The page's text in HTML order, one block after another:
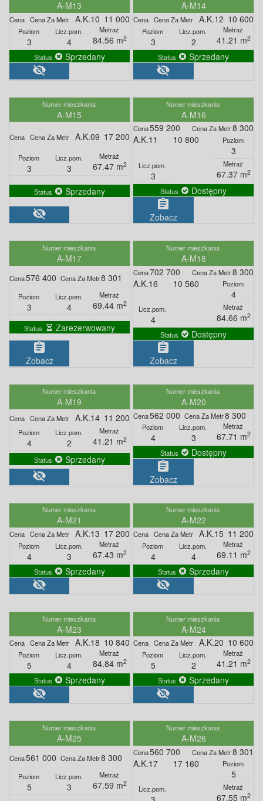
A-M13
84.56 m2
3 4
A.K.10 11 000
visibility_off
Sprzedany
A-M14
41.21 m2
3 2
A.K.12 10 600
visibility_off
Sprzedany
A-M15
67.47 m2
3 3
A.K.09 17 200
visibility_off
Sprzedany
A-M16
67.37 m2
559 200
8 300
3
3
A.K.11 10 800
assignment
Zobacz
Dostępny
A-M17
69.44 m2
576 400 8 301
3 4
assignment
Zobacz
Zarezerwowany
A-M18
84.66 m2
702 700
8 300
4
4
A.K.16 10 560
assignment
Zobacz
Dostępny
A-M19
41.21 m2
4 2
A.K.14 11 200
visibility_off
Sprzedany
A-M20
67.71 m2
562 000
8 300
4
3
assignment
Zobacz
Dostępny
A-M21
67.43 m2
4 3
A.K.13 17 200
visibility_off
Sprzedany
A-M22
69.11 m2
4 4
A.K.15 11 200
visibility_off
Sprzedany
A-M23
84.84 m2
5 4
A.K.18 10 840
visibility_off
Sprzedany
A-M24
41.21 m2
5 2
A.K.20 10 600
visibility_off
Sprzedany
A-M25
67.59 m2
561 000 8 300
5 3
A-M26
67.55 m2
560 700
8 301
5
A.K.17 17 160